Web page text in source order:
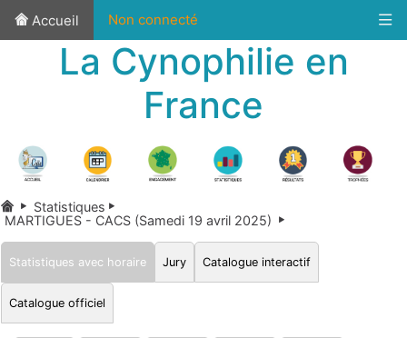
Accueil Non connecté
La Cynophilie en
France
Statistiques
MARTIGUES - CACS (Samedi 19 avril 2025)
Statistiques avec horaire Jury Catalogue interactif
Catalogue officiel